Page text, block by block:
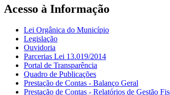
Acesso à Informação
Lei Orgânica do Município
Legislação
Ouvidoria
Parcerias Lei 13.019/2014
Portal de Transparência
Quadro de Publicações
Prestação de Contas - Balanço Geral
Prestação de Contas - Relatórios de Gestão